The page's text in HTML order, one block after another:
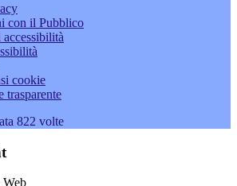
con il Pubblico
cookie
trasparente
822 volte